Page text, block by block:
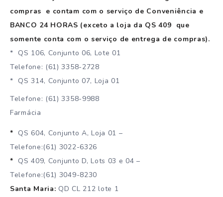
compras e contam com o serviço de Conveniência e
BANCO 24 HORAS (exceto a loja da QS 409 que
somente conta com o serviço de entrega de compras).
* QS 106, Conjunto 06, Lote 01
Telefone: (61) 3358-2728
* QS 314, Conjunto 07, Loja 01
Telefone: (61) 3358-9988
Farmácia
* QS 604, Conjunto A, Loja 01 –
Telefone:(61) 3022-6326
* QS 409, Conjunto D, Lots 03 e 04 –
Telefone:(61) 3049-8230
Santa Maria: QD CL 212 lote 1